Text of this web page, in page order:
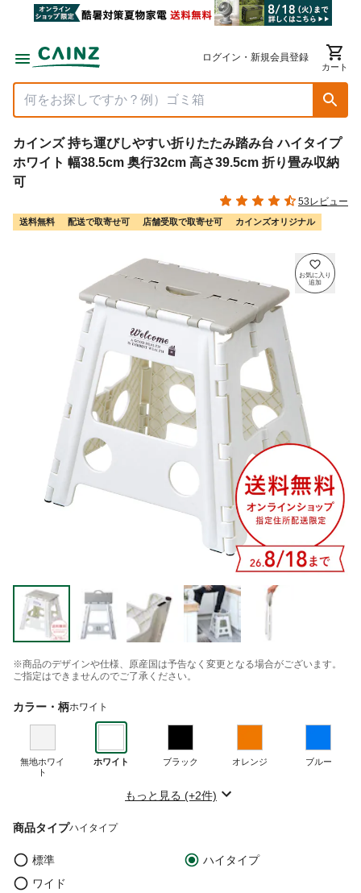
ログイン・新規会員登録
カート
カインズ 持ち運びしやすい折りたたみ踏み台 ハイタイプ
ホワイト 幅38.5cm 奥行32cm 高さ39.5cm 折り畳み収納
可
53レビュー
送料無料 配送で取寄せ可 店舗受取で取寄せ可 カインズオリジナル
※商品のデザインや仕様、原産国は予告なく変更となる場合がございます。
ご指定はできませんのでご了承ください。
カラー・柄ホワイト
無地ホワイ
ト
ホワイト ブラック オレンジ ブルー
もっと見る (+2件)
商品タイプハイタイプ
標準
ハイタイプ
ワイド